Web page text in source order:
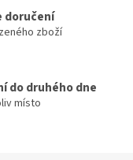
doručení
zboží
do druhého dne
místo